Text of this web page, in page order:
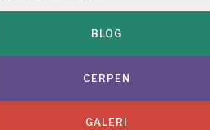
BLOG
CERPEN
GALERI